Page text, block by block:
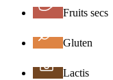
Fruits secs
Gluten
Lactis